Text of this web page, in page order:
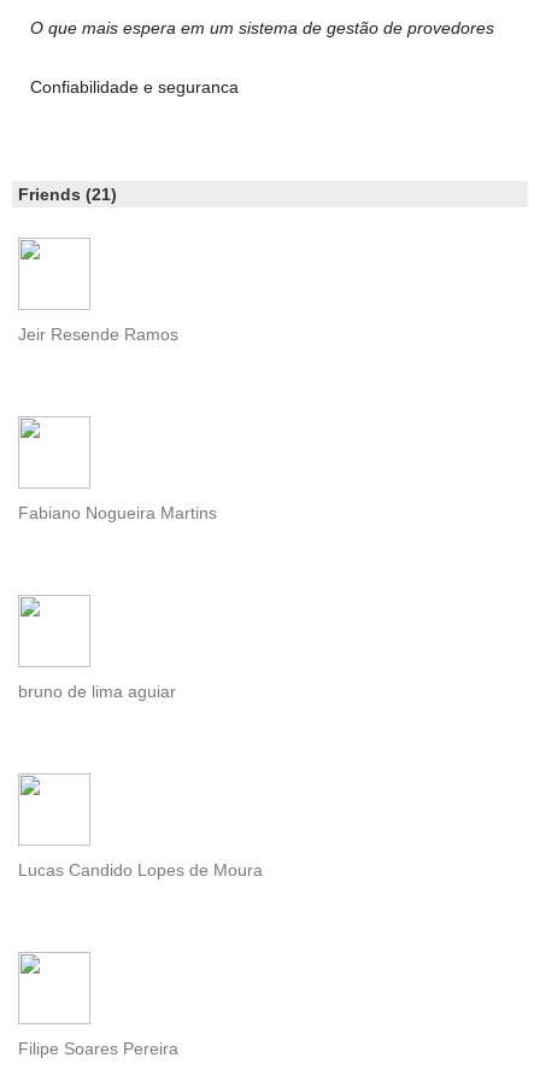
O que mais espera em um sistema de gestão de provedores
Confiabilidade e seguranca
Friends (21)
Jeir Resende Ramos
Fabiano Nogueira Martins
bruno de lima aguiar
Lucas Candido Lopes de Moura
Filipe Soares Pereira